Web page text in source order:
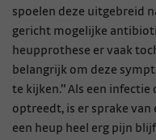
spoelen deze uitgebreid
gericht mogelijke
heupprothese er vaak
belangrijk om deze
te kijken.” Als een
optreedt, is er sprake van
een heup heel erg pijn